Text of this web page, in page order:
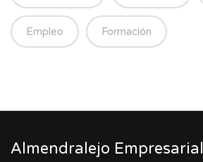
Empleo Formación
Almendralejo Empresarial